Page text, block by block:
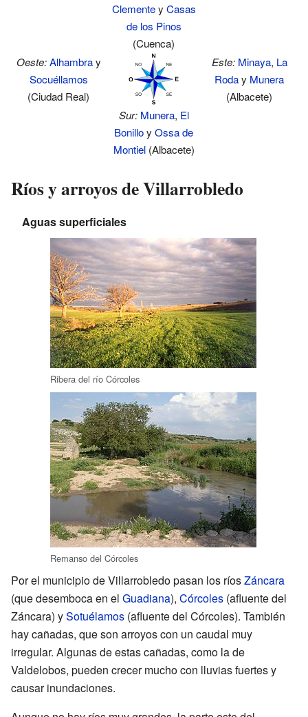
Clementey Casas
de los Pinos
(Cuenca)
Oeste: Alhambray
Socuéllamos
(Ciudad Real)
Este: Minaya, La
Roday Munera
(Albacete)
Sur: Munera, El
Bonilloy Ossa de
Montiel(Albacete)
Ríos y arroyos de Villarrobledo
Aguas superficiales
Ribera del río Córcoles
Remanso del Córcoles
Por el municipio de Villarrobledo pasan los ríosZáncara
(que desemboca en el Guadiana), Córcoles (afluente del
Záncara) ySotuélamos (afluente del Córcoles). También
hay cañadas, que son arroyos con un caudal muy
irregular. Algunas de estas cañadas, como la de
Valdelobos, pueden crecer mucho con lluvias fuertes y
causar inundaciones.